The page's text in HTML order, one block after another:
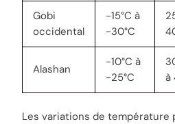
Gobi
occidental
-15°C à
-30°C
Alashan
-10°C à
-25°C
à
Les variations de température